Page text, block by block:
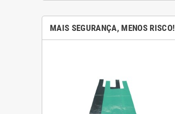
MAIS SEGURANÇA, MENOS RISCO!